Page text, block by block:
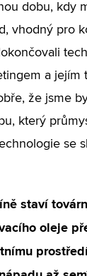
dobu, kdy
vhodný pro
a jejím
že jsme
který
se
staví
oleje